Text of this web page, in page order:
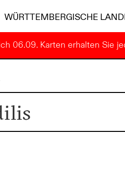
WÜRTTEMBERGISCHE
06.09. Karten erhalten Sie